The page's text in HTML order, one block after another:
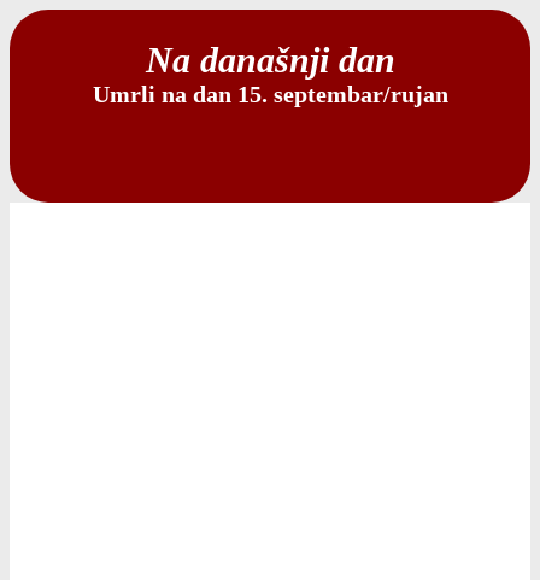
Na današnji dan
Umrli na dan 15. septembar/rujan